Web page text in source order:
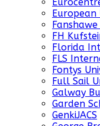
European
FH
Florida
FLS
Fontys
Full Sail
Galway
Garden
GenkiJACS